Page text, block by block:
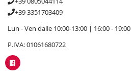
+39 3351703409
Lun - Ven dalle 10:00-13:00 | 16:00 - 19:00
P.IVA: 01061680722